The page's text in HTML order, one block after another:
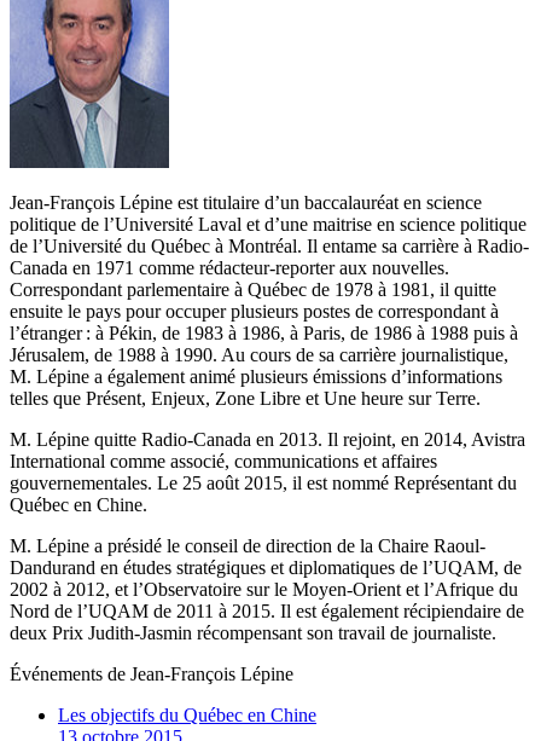
Jean-François Lépine est titulaire d’un baccalauréat en science
politique de l’Université Laval et d’une maitrise en science politique
de l’Université du Québec à Montréal. Il entame sa carrière à Radio-
Canada en 1971 comme rédacteur-reporter aux nouvelles.
Correspondant parlementaire à Québec de 1978 à 1981, il quitte
ensuite le pays pour occuper plusieurs postes de correspondant à
l’étranger : à Pékin, de 1983 à 1986, à Paris, de 1986 à 1988 puis à
Jérusalem, de 1988 à 1990. Au cours de sa carrière journalistique,
M. Lépine a également animé plusieurs émissions d’informations
telles que Présent, Enjeux, Zone Libre et Une heure sur Terre.
M. Lépine quitte Radio-Canada en 2013. Il rejoint, en 2014, Avistra
International comme associé, communications et affaires
gouvernementales. Le 25 août 2015, il est nommé Représentant du
Québec en Chine.
M. Lépine a présidé le conseil de direction de la Chaire Raoul-
Dandurand en études stratégiques et diplomatiques de l’UQAM, de
2002 à 2012, et l’Observatoire sur le Moyen-Orient et l’Afrique du
Nord de l’UQAM de 2011 à 2015. Il est également récipiendaire de
deux Prix Judith-Jasmin récompensant son travail de journaliste.
Événements de Jean-François Lépine
Les objectifs du Québec en Chine
13 octobre 2015